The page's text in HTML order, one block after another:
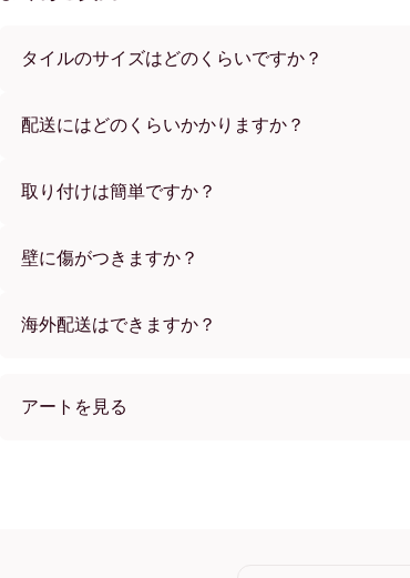
タイルのサイズはどのくらいですか？
ーからお選びいただけます。
配送にはどのくらいかかりますか？
す。ご注文後、追跡番号をお知らせします。
取り付けは簡単ですか？
め、賃貸のお部屋でも安心してお使いいただけます。
壁に傷がつきますか？
海外配送はできますか？
アートを見る